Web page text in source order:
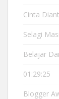
Cinta
Selagi
Belajar
01:29:25
Blogger